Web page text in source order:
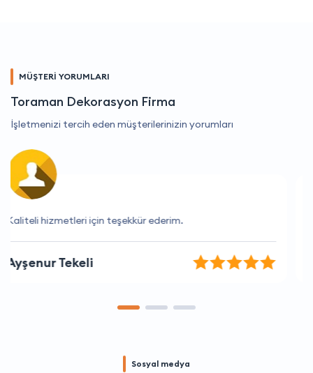
MÜŞTERİ YORUMLARI
Toraman Dekorasyon Firma
İşletmenizi tercih eden müşterilerinizin yorumları
Kesinlikle beklentilerimi aştılar, süper!
Ferhat Genç
Sosyal medya